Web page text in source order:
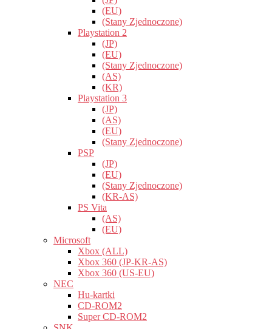
(EU)
(Stany Zjednoczone)
Playstation 2
(JP)
(EU)
(Stany Zjednoczone)
(AS)
(KR)
Playstation 3
(JP)
(AS)
(EU)
(Stany Zjednoczone)
PSP
(JP)
(EU)
(Stany Zjednoczone)
(KR-AS)
PS Vita
(AS)
(EU)
Microsoft
Xbox (ALL)
Xbox 360 (JP-KR-AS)
Xbox 360 (US-EU)
NEC
Hu-kartki
CD-ROM2
Super CD-ROM2